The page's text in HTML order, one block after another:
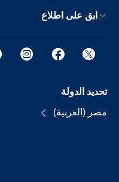
ابق على اطلاع
تحديد الدولة
مصر (العربية)